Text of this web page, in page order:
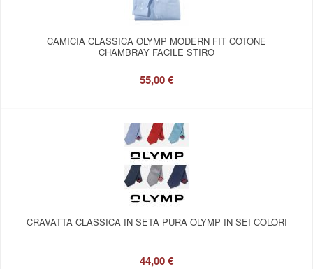
CAMICIA CLASSICA OLYMP MODERN FIT COTONE
CHAMBRAY FACILE STIRO
55,00 €
CRAVATTA CLASSICA IN SETA PURA OLYMP IN SEI COLORI
44,00 €